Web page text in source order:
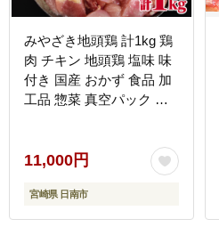
みやざき地頭鶏 計1kg 鶏
肉 チキン 地頭鶏 塩味 味
付き 国産 おかず 食品 加
工品 惣菜 真空パック お
焼肉 BBQ 鉄板焼き お祝
い 記念日 お取り寄せ グ
ルメ おすそ分け 宮崎県
日南市 送料無料_BA71-
11,000円
宮崎県 日南市